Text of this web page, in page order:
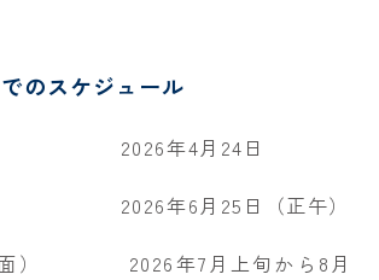
のスケジュール
2026年4月24日
年6月25日（正午）
面） 2026年7月上旬から8月